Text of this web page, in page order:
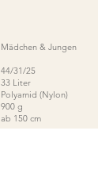
Mädchen & Jungen
44/31/25
33 Liter
Polyamid (Nylon)
900 g
ab 150 cm